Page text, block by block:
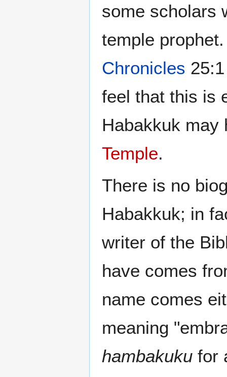
some scholars
temple
Chronicles
feel that this is
Habakkuk
Temple.
There is no
Habakkuk; in
writer of the
have comes
name comes
meaning
hambakuku for